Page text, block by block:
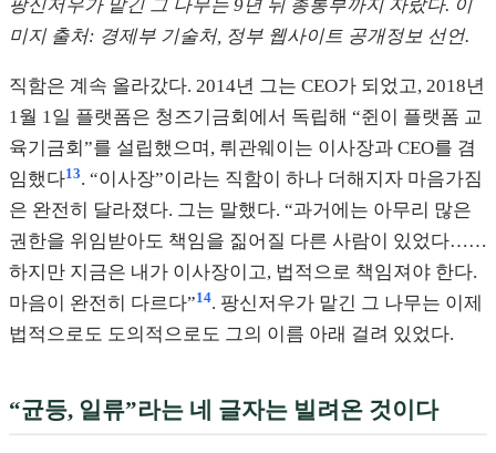
팡신저우가 맡긴 그 나무는 9년 뒤 총통부까지 자랐다. 이
미지 출처: 경제부 기술처, 정부 웹사이트 공개정보 선언.
직함은 계속 올라갔다. 2014년 그는 CEO가 되었고, 2018년
1월 1일 플랫폼은 청즈기금회에서 독립해 “쥔이 플랫폼 교
육기금회”를 설립했으며, 뤼관웨이는 이사장과 CEO를 겸
임했다13. “이사장”이라는 직함이 하나 더해지자 마음가짐
은 완전히 달라졌다. 그는 말했다. “과거에는 아무리 많은
권한을 위임받아도 책임을 짊어질 다른 사람이 있었다……
하지만 지금은 내가 이사장이고, 법적으로 책임져야 한다.
마음이 완전히 다르다”14. 팡신저우가 맡긴 그 나무는 이제
법적으로도 도의적으로도 그의 이름 아래 걸려 있었다.
“균등, 일류”라는 네 글자는 빌려온 것이다